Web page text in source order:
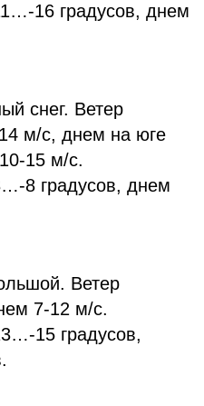
16 градусов, днем
снег. Ветер
м/с, днем на юге
15 м/с.
8 градусов, днем
Ветер
7-12 м/с.
15 градусов,